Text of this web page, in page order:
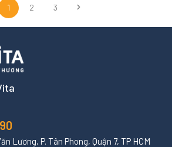
1 2 3
Lương, P. Tân Phong, Quận 7, TP HCM